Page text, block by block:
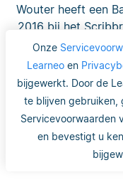
Onze
Learneoen
bijgewerkt. Door de
te blijven gebruiken,
Servicevoorwaarden
en bevestigt u
Wouter heeft een
2016 bij het
graag zijn
verwijzen naar